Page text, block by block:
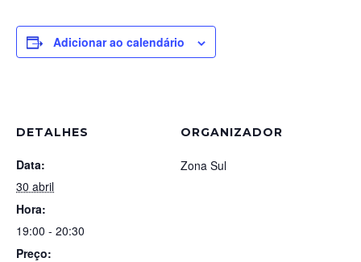
Adicionar ao calendário
DETALHES
Data:
30 abril
Hora:
19:00 - 20:30
Preço:
ORGANIZADOR
Zona Sul